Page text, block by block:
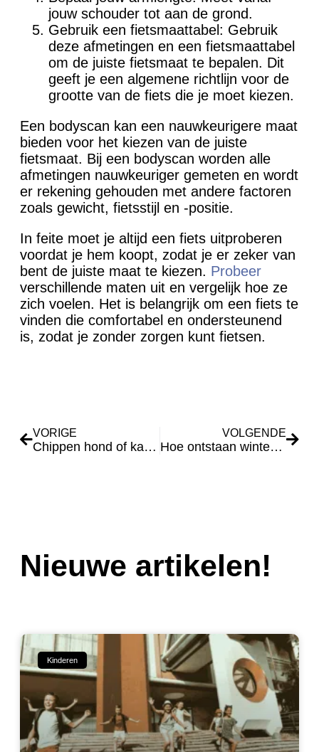
jouw schouder tot aan de grond.
Gebruik een fietsmaattabel: Gebruik
deze afmetingen en een fietsmaattabel
om de juiste fietsmaat te bepalen. Dit
geeft je een algemene richtlijn voor de
grootte van de fiets die je moet kiezen.
Een bodyscan kan een nauwkeurigere maat
bieden voor het kiezen van de juiste
fietsmaat. Bij een bodyscan worden alle
afmetingen nauwkeuriger gemeten en wordt
er rekening gehouden met andere factoren
zoals gewicht, fietsstijl en -positie.
In feite moet je altijd een fiets uitproberen
voordat je hem koopt, zodat je er zeker van
bent de juiste maat te kiezen. Probeer
verschillende maten uit en vergelijk hoe ze
zich voelen. Het is belangrijk om een fiets te
vinden die comfortabel en ondersteunend
is, zodat je zonder zorgen kunt fietsen.
VORIGE
Chippen hond of kat belangrijk
VOLGENDE
Hoe ontstaan wintertenen- en handen en wat doe je er tegen?
Nieuwe artikelen!
Kinderen